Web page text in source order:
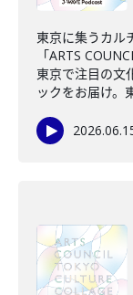
東京に集うカル
「ARTS
東京で注目の文
ックをお届け。